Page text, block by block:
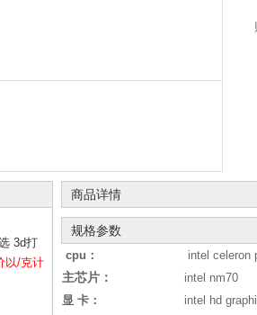
3d打
以/克计
性定
商品详情
规格参数
cpu：
intel celeron
主芯片 ：
intel nm70
显 卡：
intel hd